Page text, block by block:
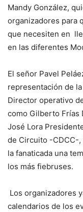
Mandy González,
organizadores para
que necesiten en
en las diferentes
El señor Pavel
representación de
Director operativo
como Gilberto Frías
José Lora
de Circuito -CDCC-
la fanaticada una
los más fiebruses.
Los organizadores
calendarios de los